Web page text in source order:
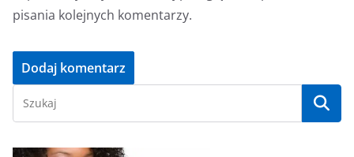
pisania kolejnych komentarzy.